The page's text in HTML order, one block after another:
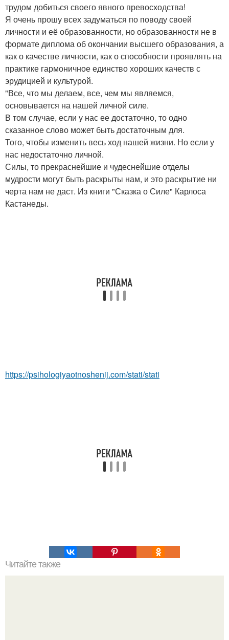
трудом добиться своего явного превосходства!
Я очень прошу всех задуматься по поводу своей
личности и её образованности, но образованности не в
формате диплома об окончании высшего образования, а
как о качестве личности, как о способности проявлять на
практике гармоничное единство хороших качеств с
эрудицией и культурой.
"Все, что мы делаем, все, чем мы являемся,
основывается на нашей личной силе.
В том случае, если у нас ее достаточно, то одно
сказанное слово может быть достаточным для.
Того, чтобы изменить весь ход нашей жизни. Но если у
нас недостаточно личной.
Силы, то прекраснейшие и чудеснейшие отделы
мудрости могут быть раскрыты нам, и это раскрытие ни
черта нам не даст. Из книги "Сказка о Силе" Карлоса
Кастанеды.
https://psihologiyaotnoshenij.com/stati/stati
Читайте также